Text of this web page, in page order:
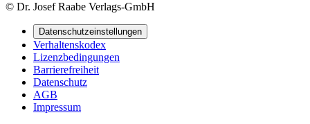
© Dr. Josef Raabe Verlags-GmbH
Datenschutzeinstellungen
Verhaltenskodex
Lizenzbedingungen
Barrierefreiheit
Datenschutz
AGB
Impressum